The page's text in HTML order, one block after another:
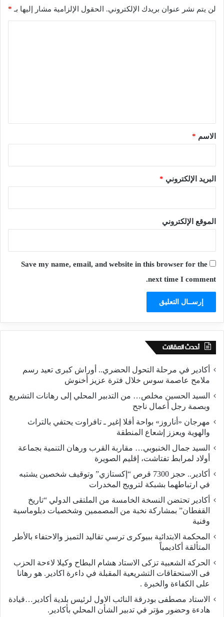
لن يتم نشر عنوان بريدك الإلكتروني. الحقول الإلزامية مشار إليها بـ *
*الاسم *
البريد الإلكتروني *
الموقع الإلكتروني
Save my name, email, and website in this browser for the
next time I comment.
أحدث المقالات
أكادير في مرحلة التحول الحضري.. أوراش كبرى تعيد رسم
ملامح عاصمة سوس خلال فترة عزيز أخنوش
السيد الحسين مخلص… من التدبير المحلي إلى رهانات التشريع
وبصمة رجل أعمال ناجح
مهرجان «أناروز» بواحة أفلا إغير ـ تافراوت يحتفي بالتراث
والهوية ويعزز إشعاع المنطقة
السيد جمال الخنبوبي… مقاربة القرب ورهان التنمية بجماعة
أولاد لمرابط تفتاشت، إقليم الصويرة
أكادير.. حجز 7300 قرص “إكستازي” وتوقيف شخصين يشتبه
في ارتباطهما بشبكة لترويج المخدرات
أكادير تحتضن النسخة الخامسة من الملتقى الدولي “تاريخ
القفطان” بمشاركة نخبة من المصممين وشخصيات دبلوماسية
وفنية
المحكمة الابتدائية ببيوكرى ترسي تقاليد التميز والاحتفاء بالأطر
المتألقة أكاديمياً
الحركة الشعبية تزكى الاستاد هشام البطاح وكيلا لاءحة الحزب
فى الاستحقاقات التشريعية المقبلة في داءرة اكادير. هو رهانا
على الكفاءة والخبرة .
الاستاد مصطفى بودرقة النائب الاول لرئيس بلدية أكادير…قيادة
هادءة وحضور مؤتر في تدبير الشأن المحلي بأكادير.